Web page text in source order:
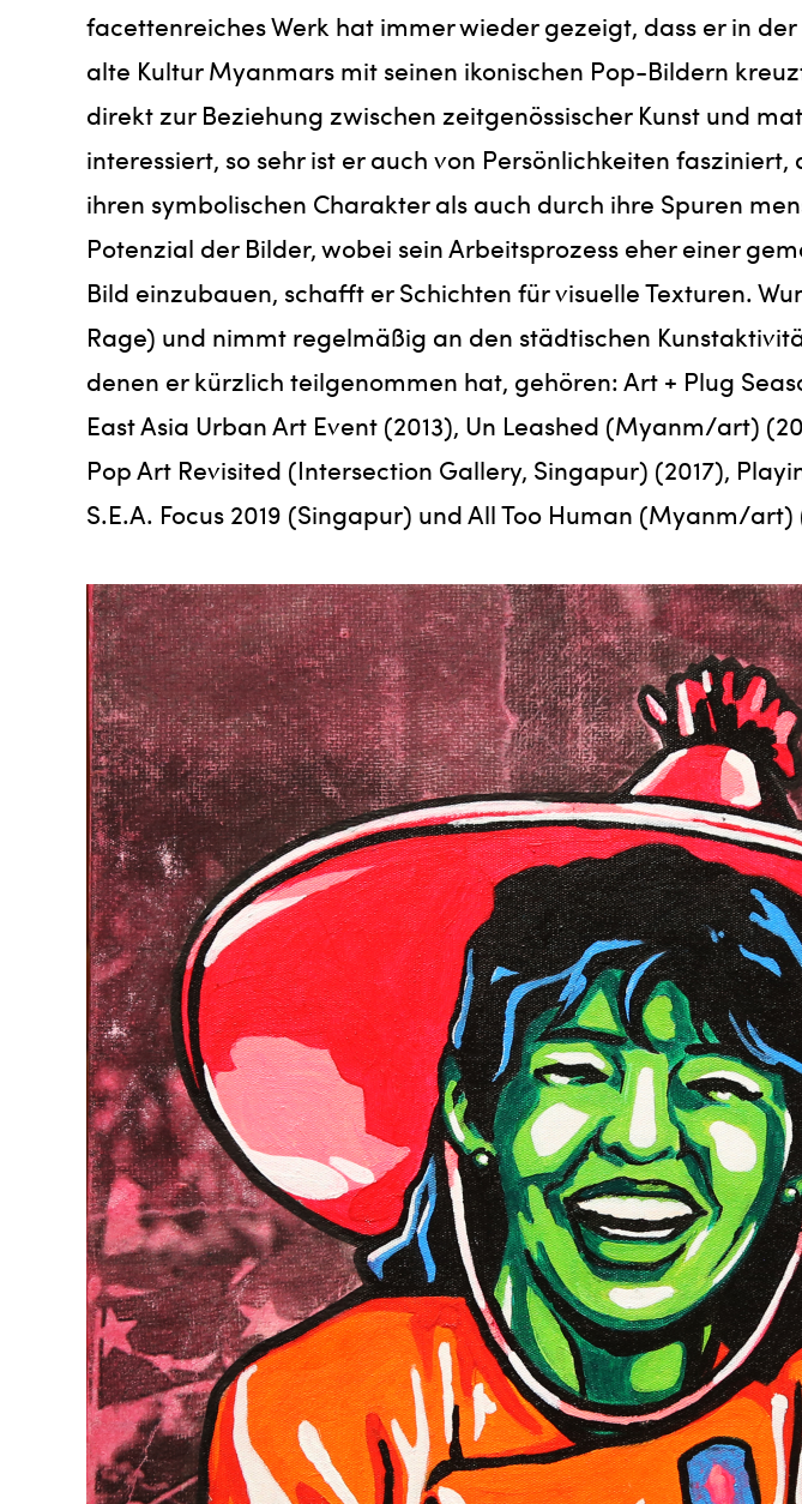
facettenreiches Werk hat immer wieder gezeigt, dass er in
alte Kultur Myanmars mit seinen ikonischen Pop-Bildern
direkt zur Beziehung zwischen zeitgenössischer Kunst und
interessiert, so sehr ist er auch von Persönlichkeiten
ihren symbolischen Charakter als auch durch ihre Spuren
Potenzial der Bilder, wobei sein Arbeitsprozess eher einer
Bild einzubauen, schafft er Schichten für visuelle Texturen.
Rage) und nimmt regelmäßig an den städtischen
denen er kürzlich teilgenommen hat, gehören: Art + Plug
East Asia Urban Art Event (2013), Un Leashed (Myanm/art)
Pop Art Revisited (Intersection Gallery, Singapur) (2017),
S.E.A. Focus 2019 (Singapur) und All Too Human (Myanm/art)